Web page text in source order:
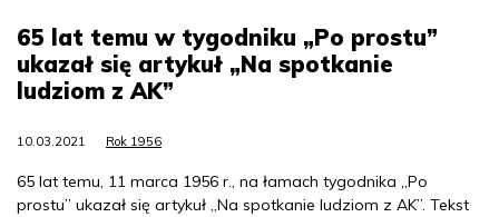
65 lat temu w tygodniku „Po prostu”
ukazał się artykuł „Na spotkanie
ludziom z AK”
10.03.2021 Rok 1956
65 lat temu, 11 marca 1956 r., na łamach tygodnika „Po
prostu” ukazał się artykuł „Na spotkanie ludziom z AK”. Tekst